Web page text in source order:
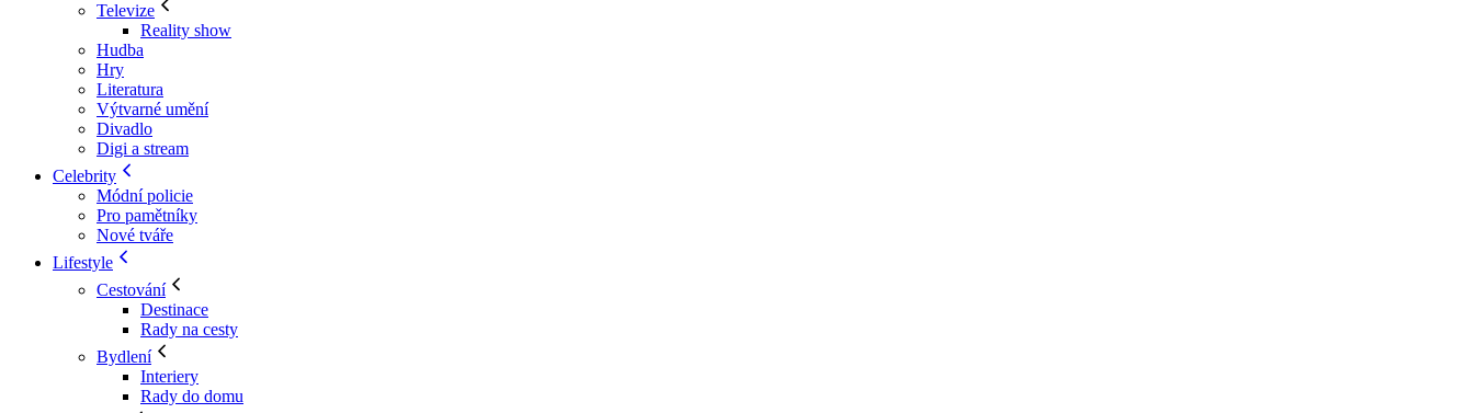
Televize
Reality show
Hudba
Hry
Literatura
Výtvarné umění
Divadlo
Digi a stream
Celebrity
Módní policie
Pro pamětníky
Nové tváře
Lifestyle
Cestování
Destinace
Rady na cesty
Bydlení
Interiery
Rady do domu